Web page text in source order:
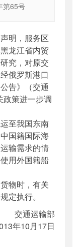
第65号
65号
点
明，服务区
龙江省内贸
究，对原交
俄罗斯港口
告》（交通
政策进一步调
至我国东南
国籍国际海
输需求的情
用外国籍船
物时，有关
定执行。
交通运输部
年10月17日